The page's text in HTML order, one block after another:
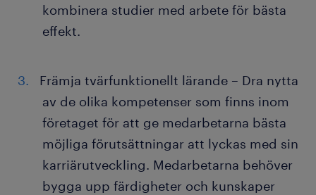
kombinera studier med arbete för bästa
effekt.
Främja tvärfunktionellt lärande – Dra nytta
av de olika kompetenser som finns inom
företaget för att ge medarbetarna bästa
möjliga förutsättningar att lyckas med sin
karriärutveckling. Medarbetarna behöver
bygga upp färdigheter och kunskaper